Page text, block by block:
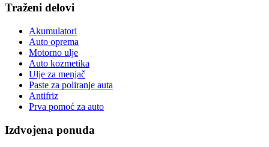
Traženi delovi
Akumulatori
Auto oprema
Motorno ulje
Auto kozmetika
Ulje za menjač
Paste za poliranje auta
Antifriz
Prva pomoć za auto
Izdvojena ponuda